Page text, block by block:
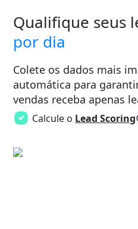
Qualifique seus
por dia
Colete os dados mais
automática para
vendas receba apenas
Calcule o Lead Scoring